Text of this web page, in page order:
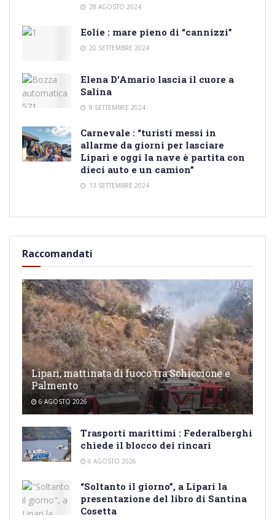
28 AGOSTO 2024
Eolie : mare pieno di “cannizzi”
20 SETTEMBRE 2024
Elena D’Amario lascia il cuore a
Salina
8 SETTEMBRE 2024
Carnevale : “turisti messi in
allarme da giorni per lasciare
Lipari e oggi la nave è partita con
dieci auto e un camion”
13 SETTEMBRE 2024
Raccomandati
Lipari, mattinata di fuoco tra Schiccione e
Palmento
6 AGOSTO 2026
Trasporti marittimi : Federalberghi
chiede il blocco dei rincari
6 AGOSTO 2026
“Soltanto il giorno”, a Lipari la
presentazione del libro di Santina
Cosetta